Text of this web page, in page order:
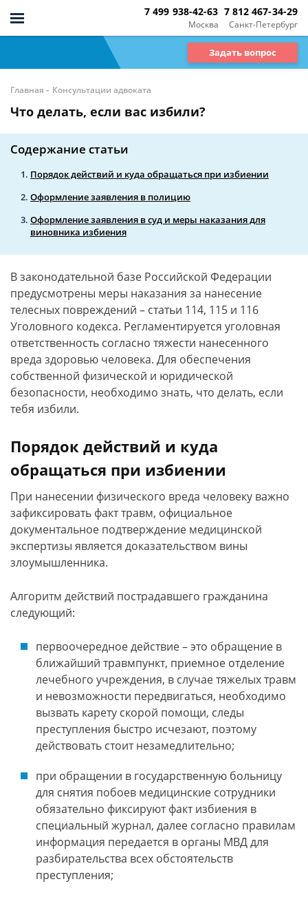
Москва
7 499 938-42-63
Санкт-Петербург
7 812 467-34-29
Задать вопрос
Главная - Консультации адвоката
Что делать, если вас избили?
Содержание статьи
Порядок действий и куда обращаться при избиении
Оформление заявления в полицию
Оформление заявления в суд и меры наказания для
виновника избиения
В законодательной базе Российской Федерации
предусмотрены меры наказания за нанесение
телесных повреждений – статьи 114, 115 и 116
Уголовного кодекса. Регламентируется уголовная
ответственность согласно тяжести нанесенного
вреда здоровью человека. Для обеспечения
собственной физической и юридической
безопасности, необходимо знать, что делать, если
тебя избили.
Порядок действий и куда
обращаться при избиении
При нанесении физического вреда человеку важно
зафиксировать факт травм, официальное
документальное подтверждение медицинской
экспертизы является доказательством вины
злоумышленника.
Алгоритм действий пострадавшего гражданина
следующий:
первоочередное действие – это обращение в
ближайший травмпункт, приемное отделение
лечебного учреждения, в случае тяжелых травм
и невозможности передвигаться, необходимо
вызвать карету скорой помощи, следы
преступления быстро исчезают, поэтому
действовать стоит незамедлительно;
при обращении в государственную больницу
для снятия побоев медицинские сотрудники
обязательно фиксируют факт избиения в
специальный журнал, далее согласно правилам
информация передается в органы МВД для
разбирательства всех обстоятельств
преступления;